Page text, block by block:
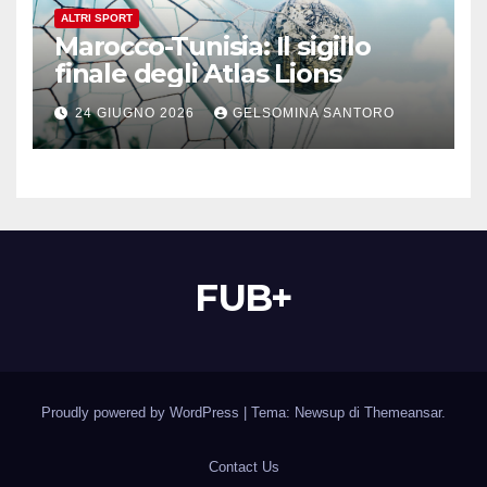
ALTRI SPORT
Marocco-Tunisia: Il sigillo
finale degli Atlas Lions
24 GIUGNO 2026 GELSOMINA SANTORO
FUB+
Proudly powered by WordPress Tema: Newsup di Themeansar.
Contact Us